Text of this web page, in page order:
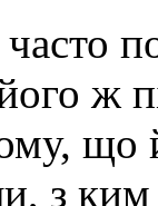
ж
що
з